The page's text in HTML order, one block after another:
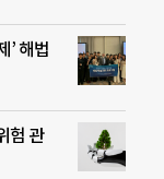
’ 해법
험 관